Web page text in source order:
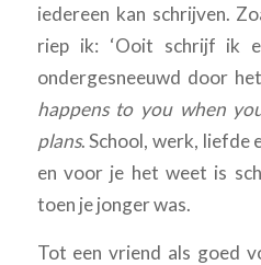
iedereen kan schrijven.
riep ik: ‘Ooit schrijf ik
ondergesneeuwd door
happens to you when
plans. School, werk, liefde
en voor je het weet is
toen je jonger was.
Tot een vriend als goed